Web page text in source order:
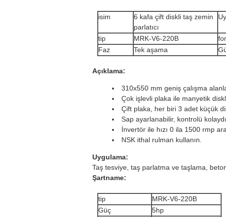
isim
6 kafa çift diskli taş zemin
parlatıcı
tip MRK-V6-220B
Faz
Tek aşama
Açıklama:
310x550 mm geniş çalışma
Çok işlevli plaka ile manyetik
Çift plaka, her biri 3 adet küçük
Sap ayarlanabilir, kontrolü
İnvertör ile hızı 0 ila 1500 rmp
NSK ithal rulman kullanın.
Uygulama:
Taş tesviye, taş parlatma ve taşlama,
Şartname:
tip
MRK-V6-220B
Güç
5hp